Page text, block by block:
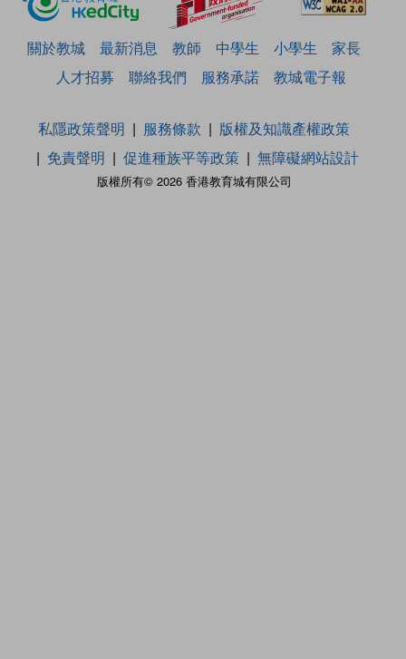
關於教城 最新消息 教師 中學生 小學生
家長
人才招募
聯絡我們 服務承諾 教城電子報
版權所有© 2026 香港教育城有限公司
私隱政策聲明 服務條款
版權及知識產權政策
免責聲明
促進種族平等政策 無障礙網站設計